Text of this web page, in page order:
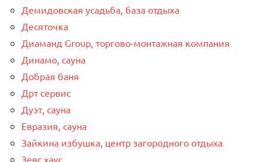
Демидовская усадьба, база отдыха
Десяточка
Диаманд Group, торгово-монтажная компания
Динамо, сауна
Добрая баня
Дрт сервис
Дуэт, сауна
Евразия, сауна
Зайкина избушка, центр загородного отдыха
Зевс хаус